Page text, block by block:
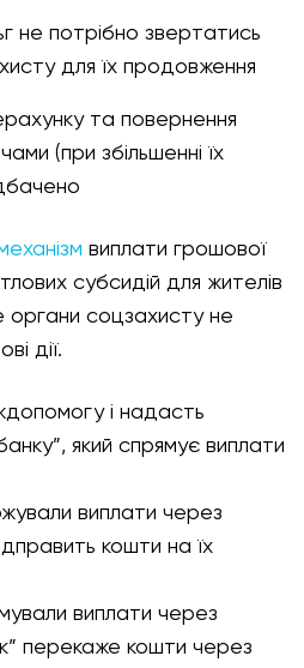
не потрібно звертатись
для їх продовження
та повернення
(при збільшенні їх
виплати грошової
субсидій для жителів
органи соцзахисту не
дії.
і надасть
який спрямує виплати
виплати через
кошти на їх
виплати через
перекаже кошти через